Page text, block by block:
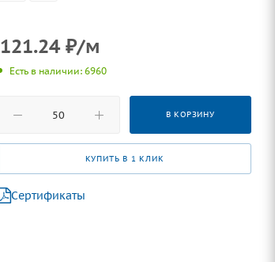
121.24 ₽/м
Есть в наличии: 6960
В КОРЗИНУ
КУПИТЬ В 1 КЛИК
Сертификаты